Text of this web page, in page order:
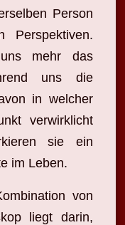
Person
Perspektiven.
mehr das
uns die
in welcher
verwirklicht
sie ein
im Leben.
von
liegt darin,